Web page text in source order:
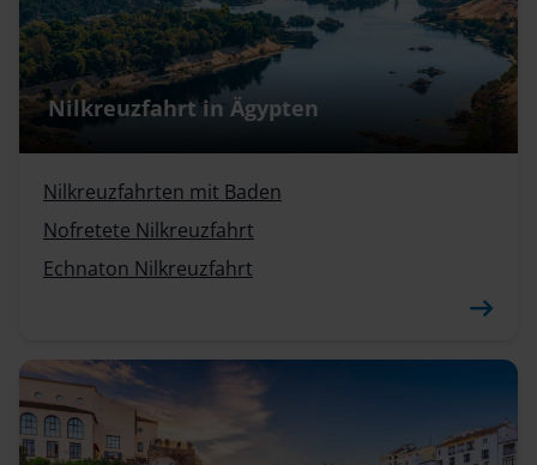
Nilkreuzfahrt in Ägypten
Nilkreuzfahrten mit Baden
Nofretete Nilkreuzfahrt
Echnaton Nilkreuzfahrt